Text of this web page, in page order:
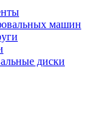
машин
диски